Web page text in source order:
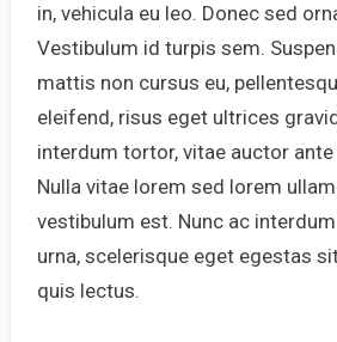
in, vehicula eu leo. Donec sed
Vestibulum id turpis sem.
mattis non cursus eu,
eleifend, risus eget ultrices
interdum tortor, vitae auctor
Nulla vitae lorem sed lorem
vestibulum est. Nunc ac
urna, scelerisque eget egestas
quis lectus.